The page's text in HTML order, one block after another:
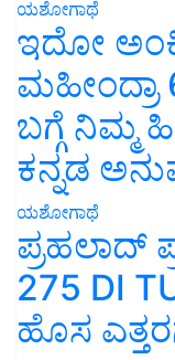
ಯಶೋಗಾಥೆ
ಇದೋ
ಮಹೀಂದ್ರಾ
ಬಗ್ಗೆ ನಿಮ್ಮ
ಕನ್ನಡ
ಯಶೋಗಾಥೆ
ಪ್ರಹಲಾದ್
275 DI
ಹೊಸ